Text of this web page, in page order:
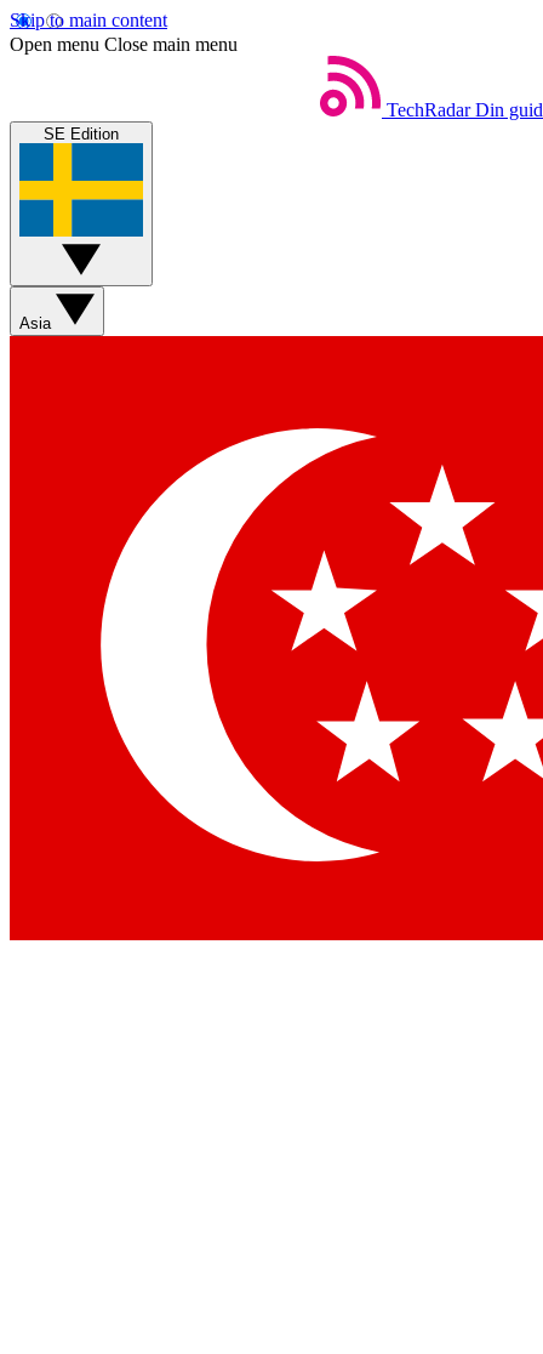
Skip to main content
Open menu Close main menu
TechRadar Din
SE Edition
Asia